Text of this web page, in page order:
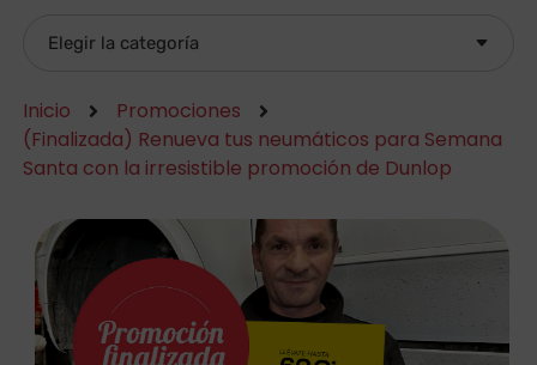
Inicio
Promociones
(Finalizada) Renueva tus neumáticos para Semana
Santa con la irresistible promoción de Dunlop